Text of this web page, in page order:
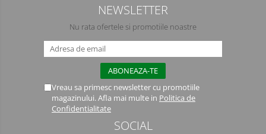
NEWSLETTER
Nu rata ofertele si promotiile noastre
Vreau sa primesc newsletter cu promotiile
magazinului. Afla mai multe in Politica de
Confidentialitate
SOCIAL